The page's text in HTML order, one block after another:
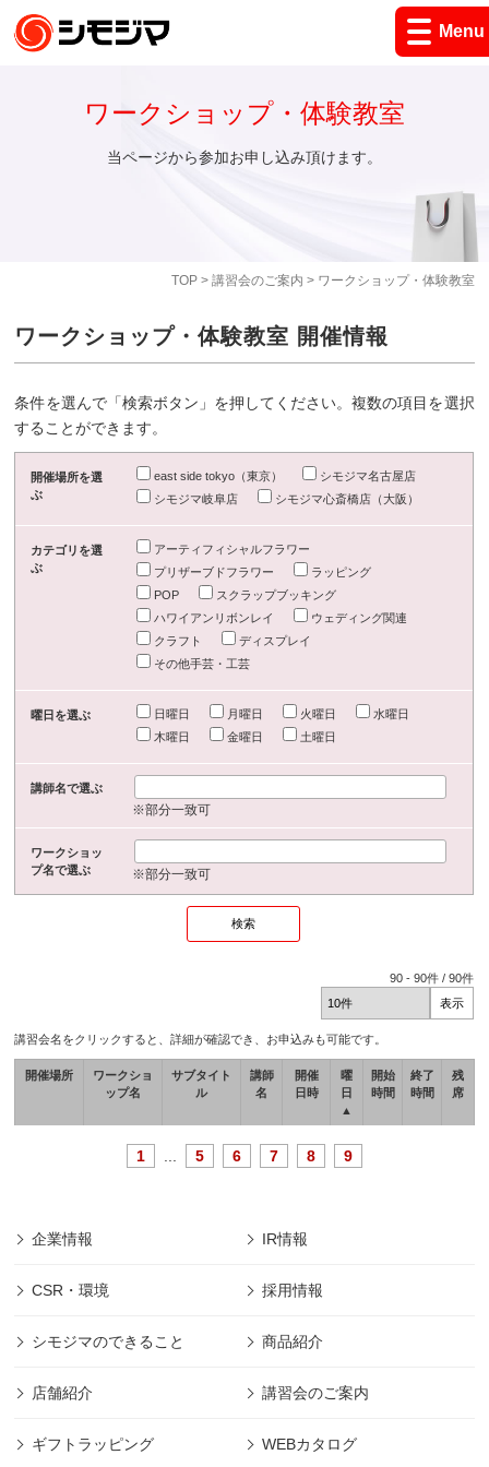
Menu
TOP> 講習会のご案内 > ワークショップ・体験教室
ワークショップ・体験教室
当ページから参加お申し込み頂けます。
ワークショップ・体験教室 開催情報
条件を選んで「検索ボタン」を押してください。複数の項目を選択
することができます。
開催場所を選
ぶ
east side tokyo（東京）
シモジマ名古屋店
シモジマ岐阜店
シモジマ心斎橋店（大阪）
カテゴリを選
ぶ
アーティフィシャルフラワー
プリザーブドフラワー
ラッピング
POP
スクラップブッキング
ハワイアンリボンレイ
ウェディング関連
クラフト
ディスプレイ
その他手芸・工芸
曜日を選ぶ 日曜日 月曜日 火曜日
水曜日
木曜日
金曜日 土曜日
講師名で選ぶ
※部分一致可
ワークショッ
プ名で選ぶ
※部分一致可
90 -90件 /90件
講習会名をクリックすると、詳細が確認でき、お申込みも可能です。
開催場所
ワークショ
ップ名
サブタイト
ル
講師
名
開催
日時
曜
日
▲
開始
時間
終了
時間
残
席
1 5 6 7 8 9
企業情報 IR情報
CSR・環境 採用情報
シモジマのできること 商品紹介
店舗紹介 講習会のご案内
ギフトラッピング WEBカタログ